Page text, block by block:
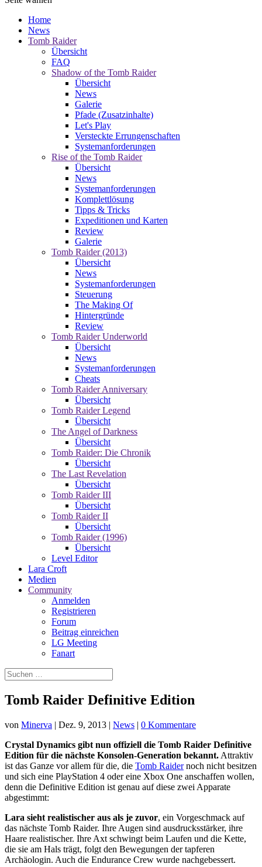
Home
News
Tomb Raider
Übersicht
FAQ
Shadow of the Tomb Raider
Übersicht
News
Galerie
Pfade (Zusatzinhalte)
Let's Play
Versteckte Errungenschaften
Systemanforderungen
Rise of the Tomb Raider
Übersicht
News
Systemanforderungen
Komplettlösung
Tipps & Tricks
Expeditionen und Karten
Review
Galerie
Tomb Raider (2013)
Übersicht
News
Systemanforderungen
Steuerung
The Making Of
Hintergründe
Review
Tomb Raider Underworld
Übersicht
News
Systemanforderungen
Cheats
Tomb Raider Anniversary
Übersicht
Tomb Raider Legend
Übersicht
The Angel of Darkness
Übersicht
Tomb Raider: Die Chronik
Übersicht
The Last Revelation
Übersicht
Tomb Raider III
Übersicht
Tomb Raider II
Übersicht
Tomb Raider (1996)
Übersicht
Level Editor
Lara Croft
Medien
Community
Anmelden
Registrieren
Forum
Beitrag einreichen
LG Meeting
Fanart
Tomb Raider Definitive Edition
von Minerva | Dez. 9, 2013 | News | 0 Kommentare
Crystal Dynamics gibt nun offiziell die Tomb Raider Definitive
Edition für die nächste Konsolen-Generation bekannt. Attraktiv
ist das Ganze vor allem für die, die Tomb Raidernoch nicht besitzen
und sich eine PlayStation 4 oder eine Xbox One anschaffen wollen,
denn die Definitive Edition ist genau auf diese zwei Apparate
abgestimmt:
Lara sieht realistischer aus als je zuvor, ein Vorgeschmack auf
das nächste Tomb Raider. Ihre Augen sind ausdrucksstärker, ihre
Haare realistischer. Ihre Axt schwingt beim Laufen und die Kette,
die sie am Hals trägt, folgt den Bewegungen der tapferen
Archäologin. Auch die Endurance Crew wurde nachgebessert.